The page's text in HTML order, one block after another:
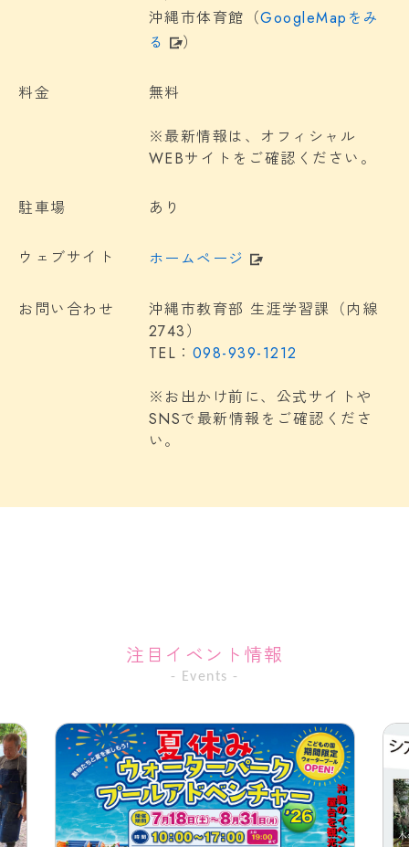
沖縄市体育館（GoogleMapをみ
る
）
料金 無料
※最新情報は、オフィシャル
WEBサイトをご確認ください。
駐車場 あり
ウェブサイト ホームページ
お問い合わせ
沖縄市教育部 生涯学習課（内線
2743）
TEL： 098-939-1212
※お出かけ前に、公式サイトや
SNSで最新情報をご確認くださ
い。
注目イベント情報
- Events -